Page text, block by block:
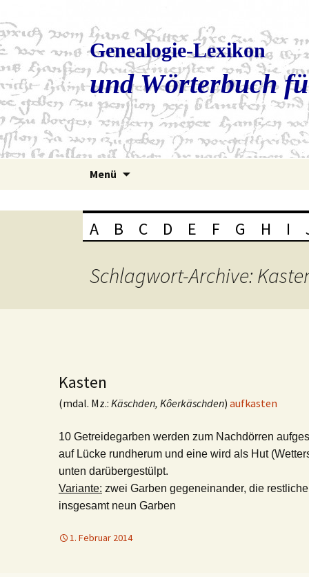
Genealogie-Lexikon
und Wörterbuch
Menü
A B C D E F G H I
Schlagwort-Archive:
Kasten
(mdal. Mz.: Käschden, Kôerkäschden) aufkasten
10 Getreidegarben werden zum Nachdörren
auf Lücke rundherum und eine wird als Hut
unten darübergestülpt.
Variante: zwei Garben gegeneinander, die
insgesamt neun Garben
1. Februar 2014